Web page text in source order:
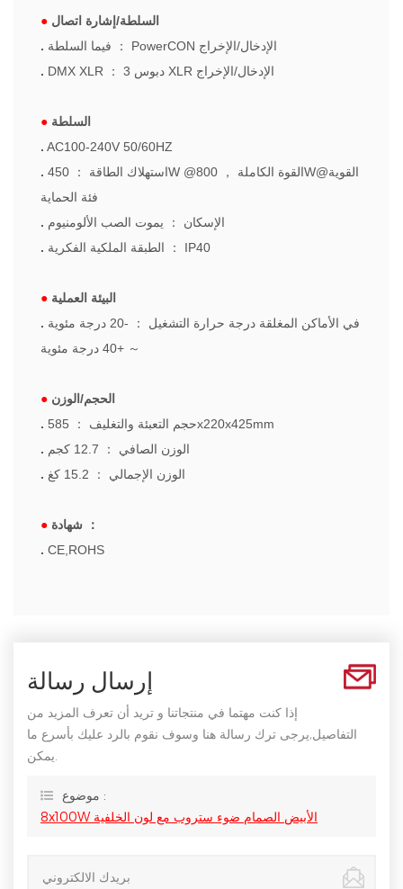
● السلطة/إشارة اتصال
. فيما السلطة ：
PowerCON الإدخال/الإخراج
. DMX XLR ： 3 دبوس XLR الإدخال/الإخراج
● السلطة
. AC100-240V 50/60HZ
.
استهلاك الطاقة ： 450W @القوة الكاملة ，
800W@القوية
فئة الحماية
.
الإسكان ：
يموت الصب الألومنيوم
. الطبقة الملكية الفكرية ： IP40
● البيئة العملية
.
في الأماكن المغلقة درجة حرارة التشغيل ：
-20 درجة مئوية
～ +40 درجة مئوية
● الحجم/الوزن
.
حجم التعبئة والتغليف ：
585x220x425mm
.
الوزن الصافي ：
.
الوزن الإجمالي ：
● شهادة ：
. CE,ROHS
إرسال رسالة
إذا كنت مهتما في منتجاتنا و تريد أن تعرف المزيد من
التفاصيل,يرجى ترك رسالة هنا وسوف نقوم بالرد عليك بأسرع ما
موضوع :
8x100W الأبيض الصمام ضوء ستروب مع لون الخلفية